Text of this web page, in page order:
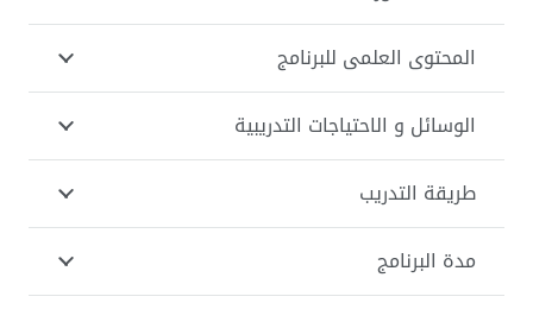
المحتوى العلمى للبرنامج
الوسائل و الاحتياجات التدريبية
طريقة التدريب
مدة البرنامج